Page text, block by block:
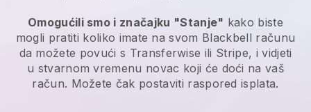
Omogućili smo i značajku "Stanje" kako biste
mogli pratiti koliko imate na svom Blackbell računu
da možete povući s Transferwise ili Stripe, i vidjeti
u stvarnom vremenu novac koji će doći na vaš
račun. Možete čak postaviti raspored isplata.